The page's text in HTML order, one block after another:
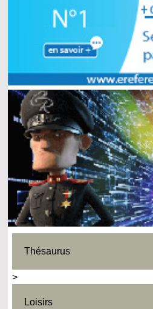
Thésaurus
>
Loisirs